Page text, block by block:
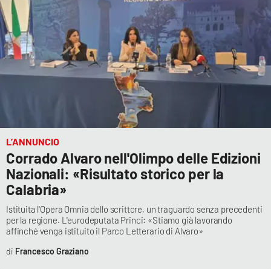
Food
Storie
Lacplay.it
Lactv.it
Laconair.it
Lacitymag.it
Lacapitalenews.it
L’ANNUNCIO
Corrado Alvaro nell'Olimpo delle Edizioni
Nazionali: «Risultato storico per la
Calabria»
Istituita l'Opera Omnia dello scrittore, un traguardo senza precedenti
per la regione. L'eurodeputata Princi: «Stiamo già lavorando
affinché venga istituito il Parco Letterario di Alvaro»
Francesco Graziano